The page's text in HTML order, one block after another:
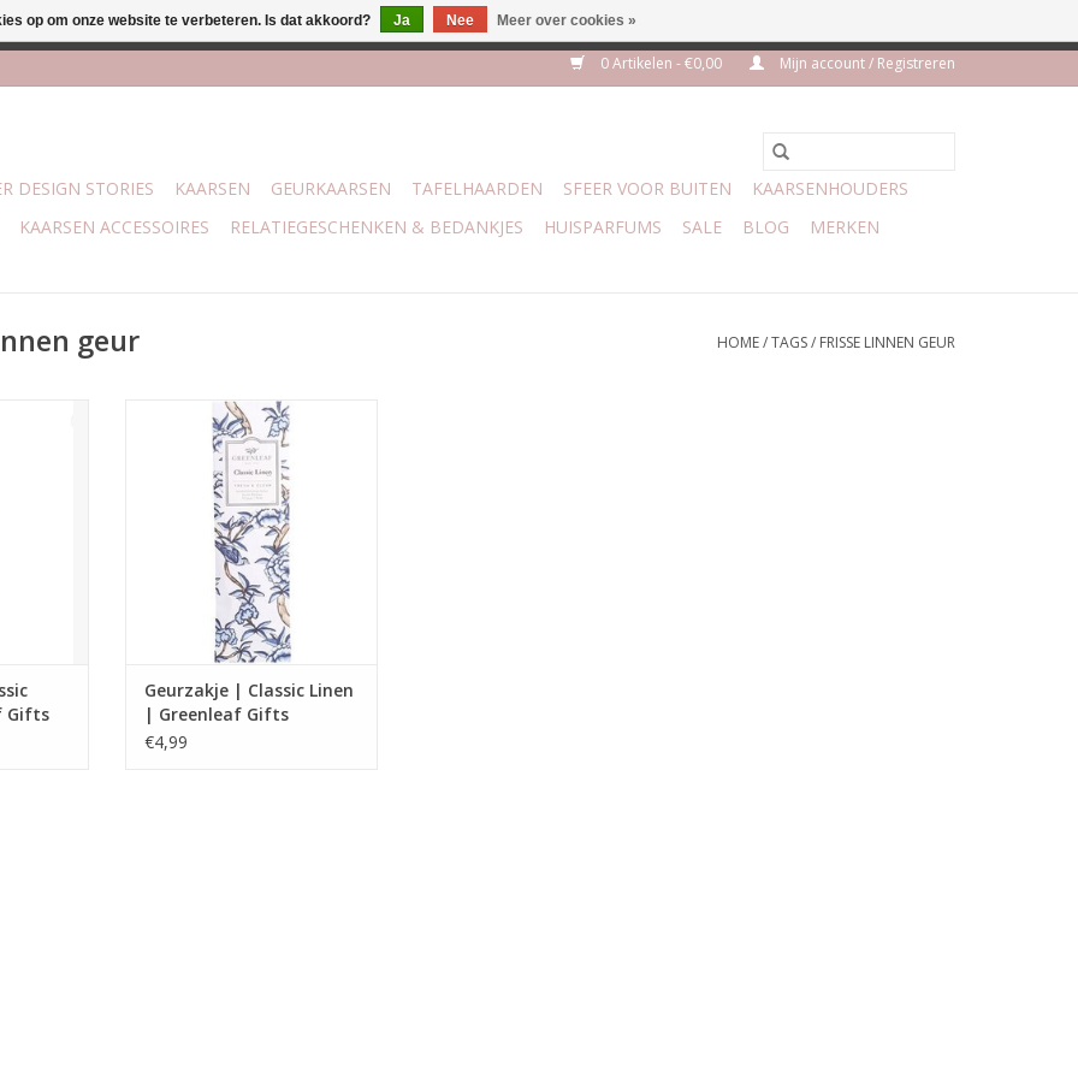
0 Artikelen - €0,00 Mijn account / Registreren
DESIGN STORIES KAARSEN GEURKAARSEN TAFELHAARDEN SFEER VOOR BUITEN
KAARSENHOUDERS
KAARSEN ACCESSOIRES RELATIEGESCHENKEN & BEDANKJES HUISPARFUMS SALE BLOG MERKEN
geur HOME/TAGS/ FRISSE LINNEN GEUR
vleugje
sprays
langdurig
Gifts
Een frisse, schone geur van pas
gewassen linnen met een vleugje
frisse lucht.
TOEVOEGEN AAN WINKELWAGEN
Geurzakje | Classic Linen
| Greenleaf Gifts
€4,99
op om onze website te verbeteren. Is dat akkoord? Ja Nee Meer over cookies »
bij mijn winkel Trotz | Belvederelaan 107 Zwolle | 27 juli t/m 3 aug VAKANTIE